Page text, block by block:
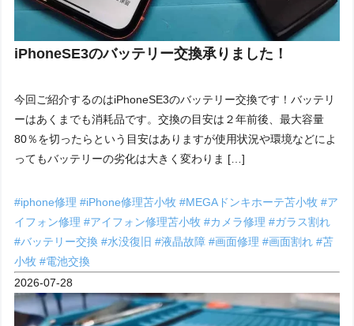
iPhoneSE3のバッテリー交換承りました！
今回ご紹介するのはiPhoneSE3のバッテリー交換です！バッテリ
ーはあくまでも消耗品です。交換の目安は２年前後、最大容量
80％を切ったらという目安はありますが使用状況や環境などによ
ってもバッテリーの劣化は大きく変わりま […]
#iphone修理#iPhone修理苫小牧#MEGAドンキホーテ苫小牧#ア
イフォン修理#アイフォン修理苫小牧#カメラ修理#ガラス割れ
#バッテリー交換#水没復旧#液晶故障#画面修理#画面割れ#苫
小牧#電池交換
2026-07-28